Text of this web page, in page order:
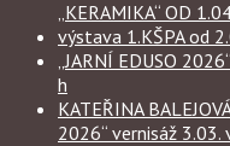
„KERAMIKA“ OD
výstava 1.KŠPA od
„JARNÍ EDUSO
h
KATEŘINA
2026“ vernisáž 3.03.